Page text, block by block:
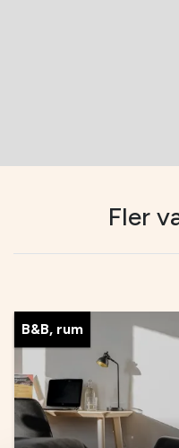
Fler
B&B, rum